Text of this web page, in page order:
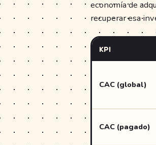
economía de
recuperar esa
KPI
CAC (global)
CAC (pagado)